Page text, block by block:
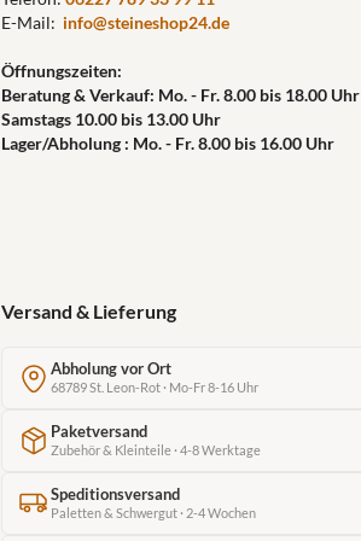
E-Mail: info@steineshop24.de
Öffnungszeiten:
Beratung & Verkauf: Mo. - Fr. 8.00 bis 18.00 Uhr
Samstags 10.00 bis 13.00 Uhr
Lager/Abholung : Mo. - Fr. 8.00 bis 16.00 Uhr
Versand & Lieferung
Abholung vor Ort
68789 St. Leon-Rot · Mo-Fr 8-16 Uhr
Paketversand
Zubehör & Kleinteile · 4-8 Werktage
Speditionsversand
Paletten & Schwergut · 2-4 Wochen